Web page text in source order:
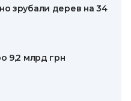
зрубали дерев на 34
9,2 млрд грн